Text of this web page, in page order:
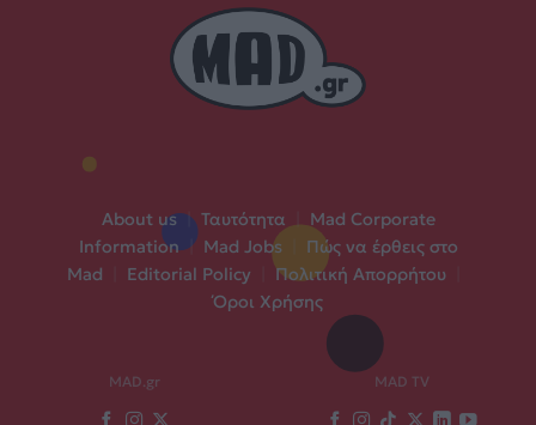
About us | Ταυτότητα
Mad Corporate
Information | Mad Jobs
Πώς να έρθεις στο
Mad
Editorial Policy Πολιτική Απορρήτου
Όροι Χρήσης
MAD.gr MAD TV